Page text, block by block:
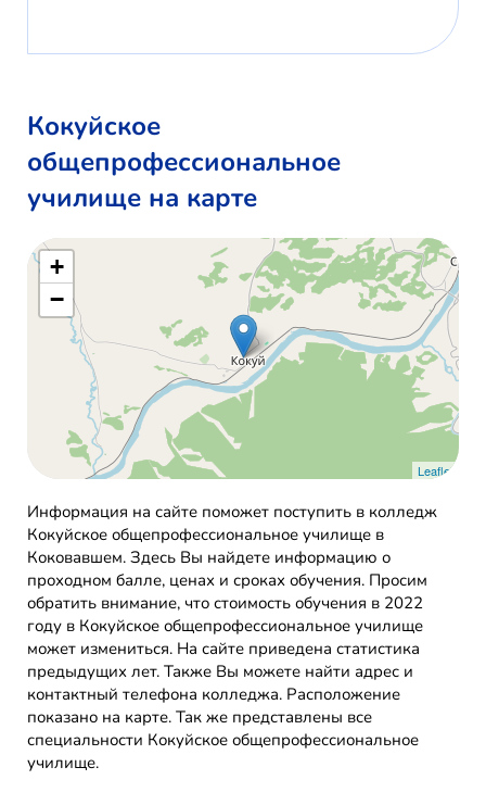
Кокуйское
общепрофессиональное
училище на карте
+
−
Leaflet
Информация на сайте поможет поступить в колледж
Кокуйское общепрофессиональное училище в
Коковавшем. Здесь Вы найдете информацию о
проходном балле, ценах и сроках обучения. Просим
обратить внимание, что стоимость обучения в 2022
году в Кокуйское общепрофессиональное училище
может измениться. На сайте приведена статистика
предыдущих лет. Также Вы можете найти адрес и
контактный телефона колледжа. Расположение
показано на карте. Так же представлены все
специальности Кокуйское общепрофессиональное
училище.